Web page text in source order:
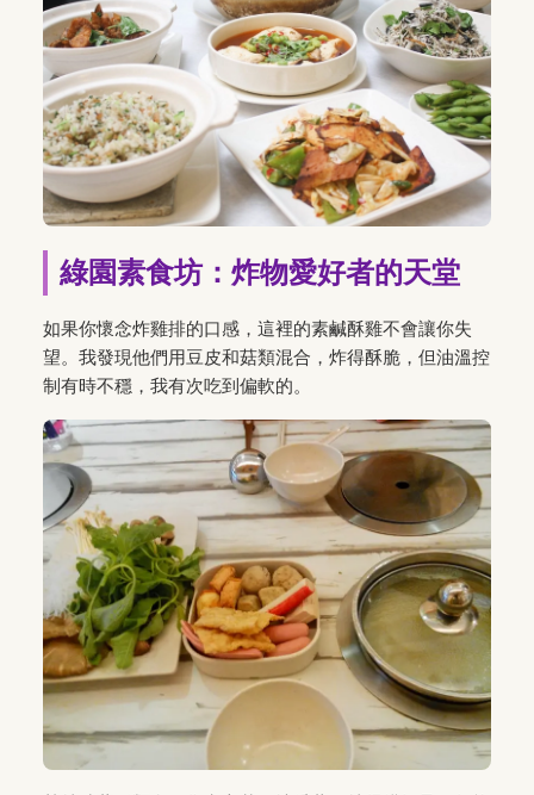
綠園素食坊：炸物愛好者的天堂
如果你懷念炸雞排的口感，這裡的素鹹酥雞不會讓你失
望。我發現他們用豆皮和菇類混合，炸得酥脆，但油溫控
制有時不穩，我有次吃到偏軟的。